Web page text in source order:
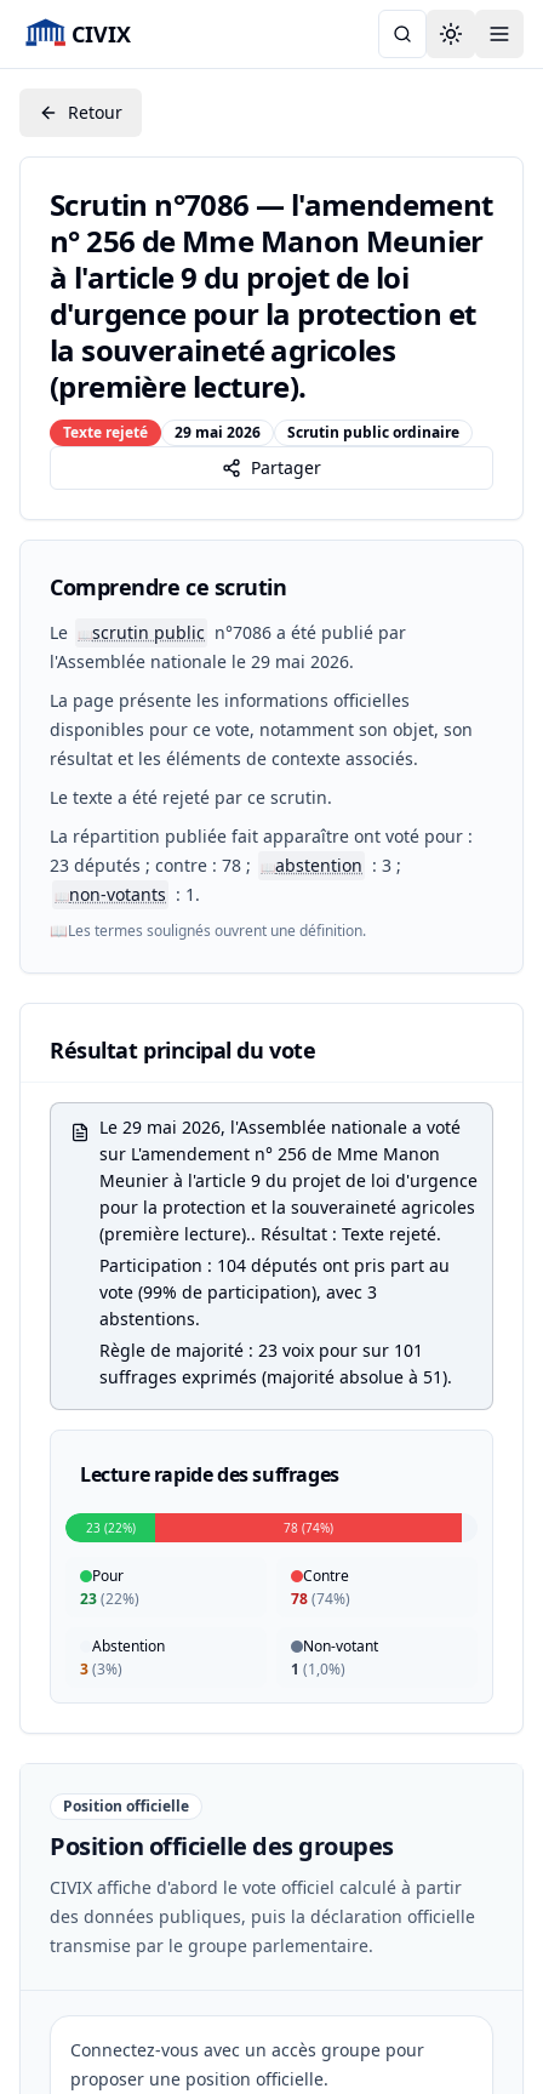
CIVIX Toggle
Retour
Scrutin n°7086 — l'amendement
n° 256 de Mme Manon Meunier
à l'article 9 du projet de loi
d'urgence pour la protection et
la souveraineté agricoles
(première lecture).
Texte rejeté 29 mai 2026 Scrutin public ordinaire
Partager
Comprendre ce scrutin
Le 📖scrutin public n°7086 a été publié par
l'Assemblée nationale le 29 mai 2026.
La page présente les informations officielles
disponibles pour ce vote, notamment son objet, son
résultat et les éléments de contexte associés.
Le texte a été rejeté par ce scrutin.
La répartition publiée fait apparaître ont voté pour :
23 députés ; contre : 78 ;
📖abstention : 3 ;
📖non-votants : 1.
📖Les termes soulignés ouvrent une définition.
Résultat principal du vote
Le 29 mai 2026, l'Assemblée nationale a voté
sur L'amendement n° 256 de Mme Manon
Meunier à l'article 9 du projet de loi d'urgence
pour la protection et la souveraineté agricoles
(première lecture).. Résultat : Texte rejeté.
Participation : 104 députés ont pris part au
vote (99% de participation), avec 3
abstentions.
Règle de majorité : 23 voix pour sur 101
suffrages exprimés (majorité absolue à 51).
Lecture rapide des suffrages
23 (22%) 78 (74%)
Pour
23(22%)
Contre
78(74%)
Abstention
3(3%)
Non-votant
1 (1,0%)
Position officielle
Position officielle des groupes
CIVIX affiche d'abord le vote officiel calculé à partir
des données publiques, puis la déclaration officielle
transmise par le groupe parlementaire.
Connectez-vous avec un accès groupe pour
proposer une position officielle.